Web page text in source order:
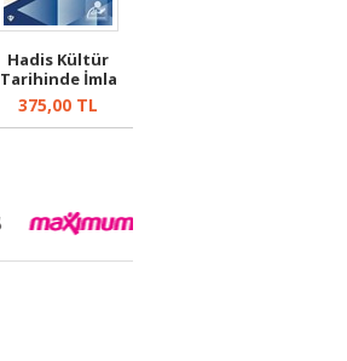
Hadis Kültür
Tarihinde İmla
Meclisleri
375,00 TL